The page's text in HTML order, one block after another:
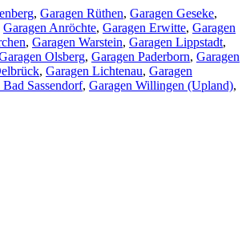
, Garagen Rüthen, Garagen Geseke,
Garagen Anröchte, Garagen Erwitte, Garagen
, Garagen Warstein, Garagen Lippstadt,
Olsberg, Garagen Paderborn, Garagen
, Garagen Lichtenau, Garagen
Bad Sassendorf, Garagen Willingen (Upland),